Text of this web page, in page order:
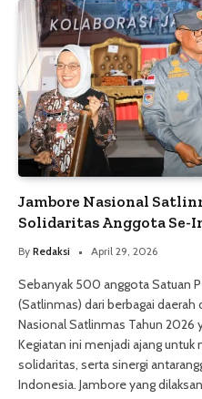
Jambore Nasional
Solidaritas Anggota Se-
By Redaksi April 29, 2026
Sebanyak 500 anggota Satuan
(Satlinmas) dari berbagai
Nasional Satlinmas Tahun 2026
Kegiatan ini menjadi ajang
solidaritas, serta sinergi
Indonesia. Jambore yang